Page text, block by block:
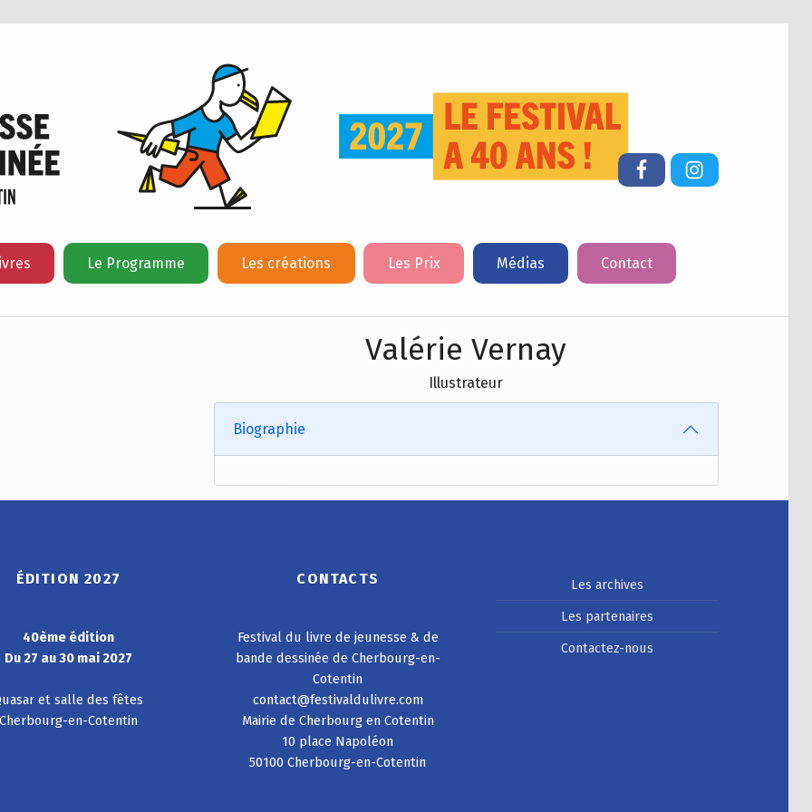
Le Programme Les créations Les Prix Médias Contact
FacebookInstagram
Valérie Vernay
Illustrateur
Biographie
ÉDITION 2027
40ème édition
Du 27 au 30 mai 2027
et salle des fêtes
en-Cotentin
CONTACTS
Festival du livre de jeunesse & de
bande dessinée de Cherbourg-en-
Cotentin
contact@festivaldulivre.com
Mairie de Cherbourg en Cotentin
10 place Napoléon
50100 Cherbourg-en-Cotentin
Les archives
Les partenaires
Contactez-nous